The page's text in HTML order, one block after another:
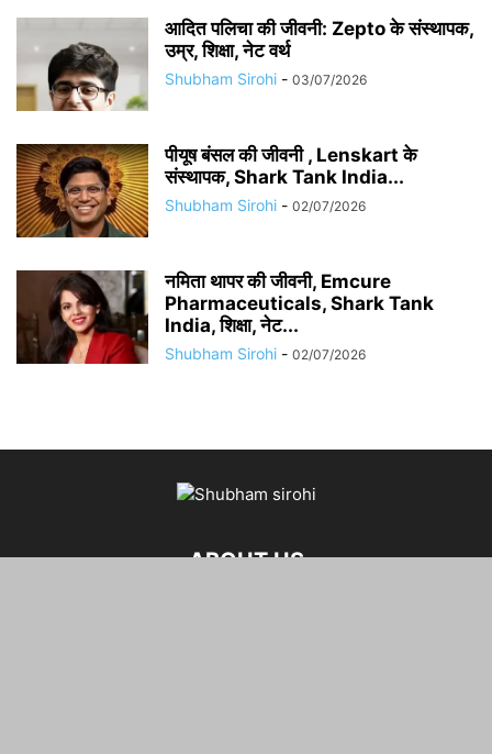
आदित पलिचा की जीवनी: Zepto के संस्थापक,
उम्र, शिक्षा, नेट वर्थ
Shubham Sirohi - 03/07/2026
पीयूष बंसल की जीवनी , Lenskart के
संस्थापक, Shark Tank India...
Shubham Sirohi - 02/07/2026
नमिता थापर की जीवनी, Emcure
Pharmaceuticals, Shark Tank
India, शिक्षा, नेट...
Shubham Sirohi - 02/07/2026
ABOUT US